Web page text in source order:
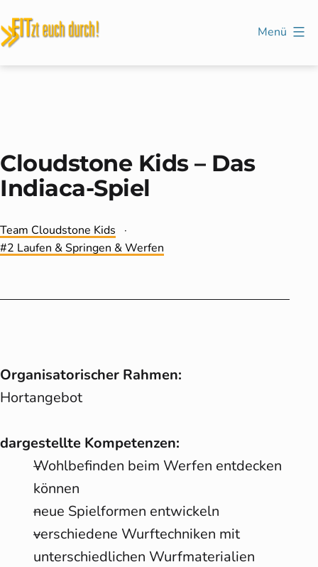
Inhalt
Menü
Cloudstone Kids – Das
Indiaca-Spiel
Kategorisiert
als
Team Cloudstone Kids
Verschlagwortet
2 Laufen & Springen & Werfen
Organisatorischer Rahmen:
Hortangebot
dargestellte Kompetenzen:
Wohlbefinden beim Werfen entdecken
können
neue Spielformen entwickeln
verschiedene Wurftechniken mit
unterschiedlichen Wurfmaterialien